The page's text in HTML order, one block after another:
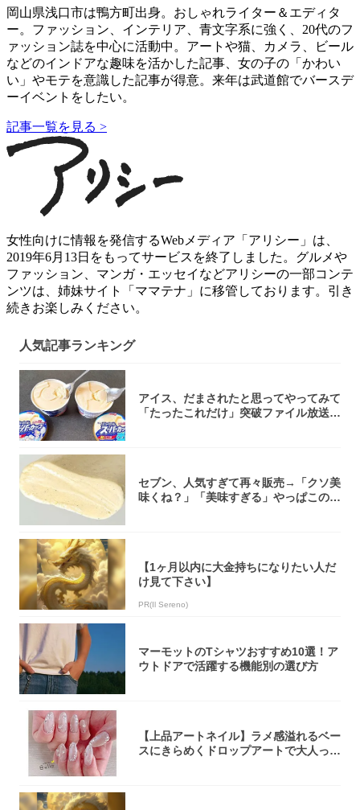
岡山県浅口市は鴨方町出身。おしゃれライター＆エディタ
ー。ファッション、インテリア、青文字系に強く、20代のフ
ァッション誌を中心に活動中。アートや猫、カメラ、ビール
などのインドアな趣味を活かした記事、女の子の「かわい
い」やモテを意識した記事が得意。来年は武道館でバースデ
ーイベントをしたい。
記事一覧を見る >
女性向けに情報を発信するWebメディア「アリシー」は、
2019年6月13日をもってサービスを終了しました。グルメや
ファッション、マンガ・エッセイなどアリシーの一部コンテ
ンツは、姉妹サイト「ママテナ」に移管しております。引き
続きお楽しみください。
人気記事ランキング
アイス、だまされたと思ってやってみて
「たったこれだけ」突破ファイル放送で
セブン、人気すぎて再々販売→「クソ美
味くね？」「美味すぎる」やっぱこのク
【1ヶ月以内に大金持ちになりたい人だ
け見て下さい】
PR(Il Sereno)
マーモットのTシャツおすすめ10選！ア
ウトドアで活躍する機能別の選び方
【上品アートネイル】ラメ感溢れるベー
スにきらめくドロップアートで大人っぽ